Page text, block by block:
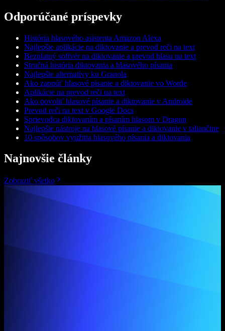
Odporúčané príspevky
História hlasového asistenta Amazon Alexa
Najlepšie aplikácie na diktovanie a prevod reči na text
Bezplatný softvér na diktovanie a prevod hlasu na text
Stručná história diktovania a hlasového písania
Najlepšie alternatívy ku Granola
Ako zapnúť hlasové písanie a diktovanie vo Worde
Aplikácie na prevod reči na text
Ako povoliť hlasové písanie a diktovanie v Androide
Prevod reči na text v Google Docs
Sprievodca diktovaním a písaním hlasom v Dragon
Najlepšie nástroje na hlasové písanie a diktovanie v taliančine
10 spôsobov využitia hlasového písania a diktovania
Najnovšie články
Zobraziť všetko